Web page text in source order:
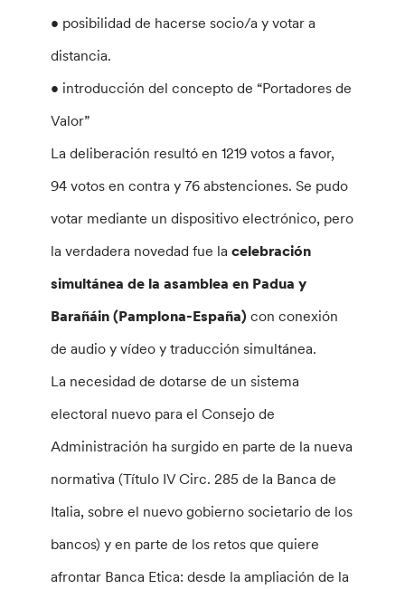
• posibilidad de hacerse socio/a y votar a
distancia.
• introducción del concepto de “Portadores de
Valor”
La deliberación resultó en 1219 votos a favor,
94 votos en contra y 76 abstenciones. Se pudo
votar mediante un dispositivo electrónico, pero
la verdadera novedad fue lacelebración
simultánea de la asamblea en Padua y
Barañáin (Pamplona-España)con conexión
de audio y vídeo y traducción simultánea.
La necesidad de dotarse de un sistema
electoral nuevo para el Consejo de
Administración ha surgido en parte de la nueva
normativa (Título IV Circ. 285 de la Banca de
Italia, sobre el nuevo gobierno societario de los
bancos) y en parte de los retos que quiere
afrontar Banca Etica: desde la ampliación de la